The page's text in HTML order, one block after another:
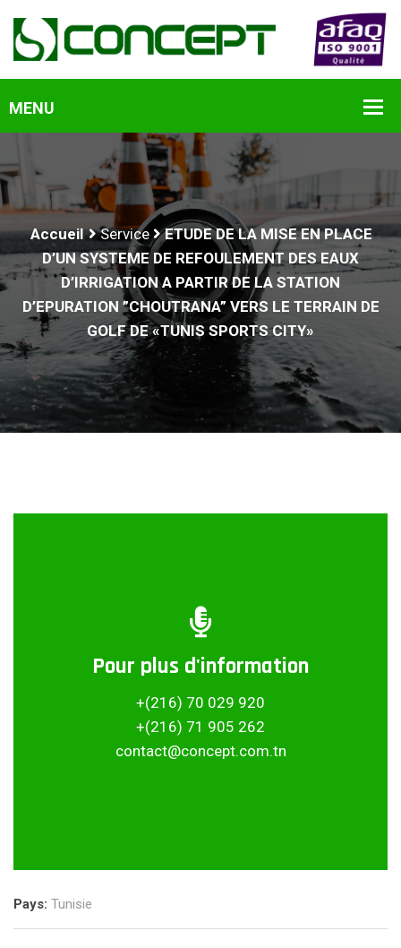
Accueil Service
ETUDE DE LA MISE EN PLACE
D’UN SYSTEME DE REFOULEMENT DES EAUX
D’IRRIGATION A PARTIR DE LA STATION
D’EPURATION ”CHOUTRANA” VERS LE TERRAIN DE
GOLF DE «TUNIS SPORTS CITY»
Pour plus d'information
+(216) 70 029 920
+(216) 71 905 262
contact@concept.com.tn
Partager ce projet
Pays: Tunisie